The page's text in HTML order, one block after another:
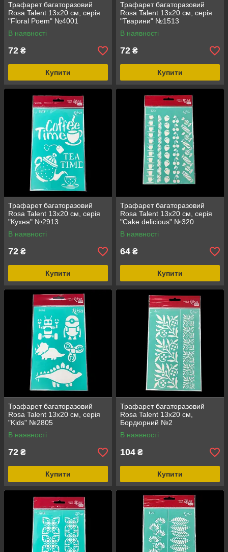
Трафарет багаторазовий
Rosa Talent 13х20 см, серія
"Floral Poem" №4001
В наявності
72 ₴
Купити
Трафарет багаторазовий
Rosa Talent 13х20 см, серія
"Тварини" №1513
В наявності
72 ₴
Купити
Трафарет багаторазовий
Rosa Talent 13х20 см, серія
"Кухня" №2913
В наявності
72 ₴
Купити
Трафарет багаторазовий
Rosa Talent 13х20 см, серія
"Cake delicious" №320
В наявності
64 ₴
Купити
Трафарет багаторазовий
Rosa Talent 13х20 см, серія
"Kids" №2805
В наявності
72 ₴
Купити
Трафарет багаторазовий
Rosa Talent 13х20 см,
Бордюрний №2
В наявності
104 ₴
Купити